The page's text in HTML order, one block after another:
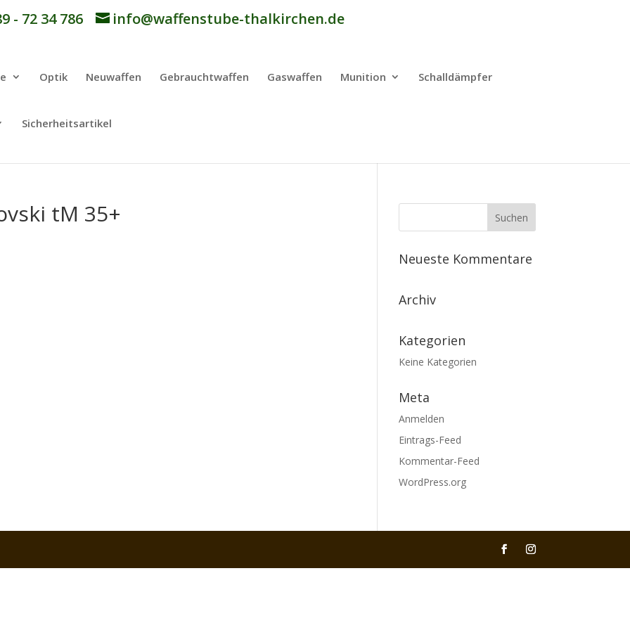
- 72 34 786 info@waffenstube-thalkirchen.de
Optik Neuwaffen Gebrauchtwaffen Gaswaffen Munition Schalldämpfer
Sicherheitsartikel
tM 35+
Neueste Kommentare
Archiv
Kategorien
Keine Kategorien
Meta
Anmelden
Eintrags-Feed
Kommentar-Feed
WordPress.org